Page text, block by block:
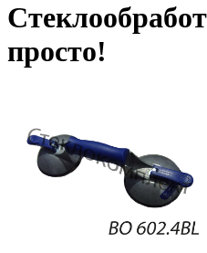
просто!